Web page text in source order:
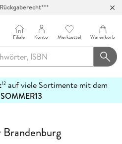
Filiale Konto Merkzettel Warenkorb
12auf viele Sortimente mit dem
SOMMER13
Brandenburg